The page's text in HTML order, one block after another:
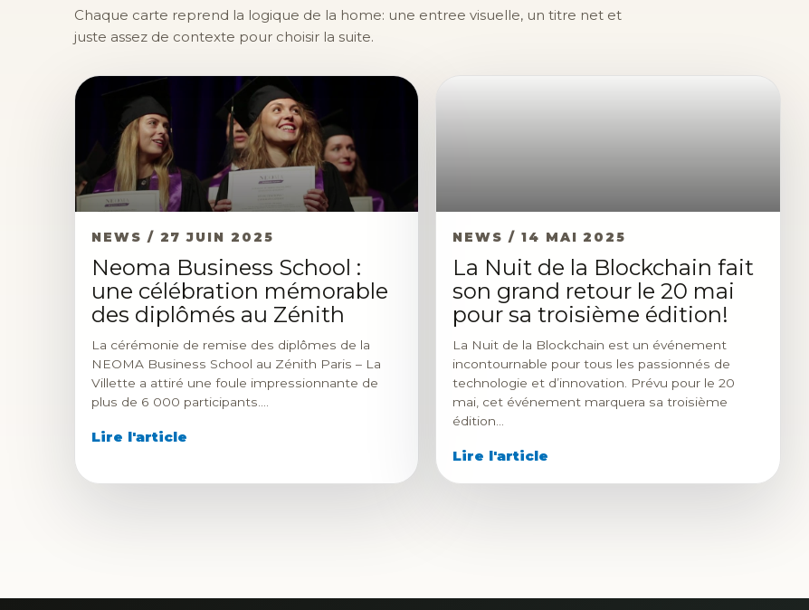
Chaque carte reprend la logique de la home: une entree visuelle, un titre net et
juste assez de contexte pour choisir la suite.
NEWS / 27 JUIN 2025
Neoma Business School :
une célébration mémorable
des diplômés au Zénith
La cérémonie de remise des diplômes de la
NEOMA Business School au Zénith Paris – La
Villette a attiré une foule impressionnante de
plus de 6 000 participants.…
Lire l'article
NEWS / 14 MAI 2025
La Nuit de la Blockchain fait
son grand retour le 20 mai
pour sa troisième édition!
La Nuit de la Blockchain est un événement
incontournable pour tous les passionnés de
technologie et d’innovation. Prévu pour le 20
mai, cet événement marquera sa troisième
édition…
Lire l'article